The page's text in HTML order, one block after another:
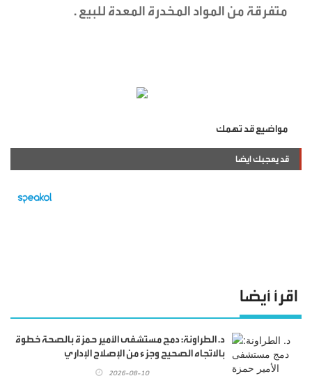
متفرقة من المواد المخدرة المعدة للبيع .
مواضيع قد تهمك
قد يعجبك ايضا
اقرأ أيضا
د. الطراونة: دمج مستشفى الأمير حمزة بالصحة خطوة
بالاتجاه الصحيح وجزء من الإصلاح الإداري
2026-08-10